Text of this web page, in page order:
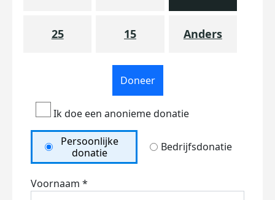
25 15 Anders
Doneer
Ik doe een anonieme donatie
Persoonlijke
donatie
Bedrijfsdonatie
Voornaam *